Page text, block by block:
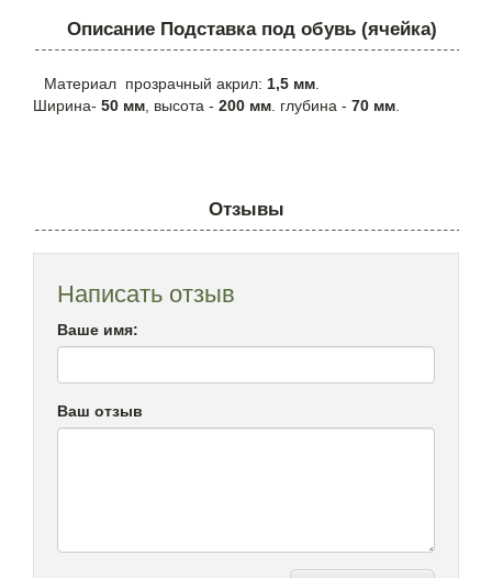
Описание Подставка под обувь (ячейка)
Материал прозрачный акрил: 1,5 мм
Ширина- 50 мм , высота - 200 мм . глубина - 70 мм
Отзывы
Написать отзыв
Ваше имя:
Ваш отзыв